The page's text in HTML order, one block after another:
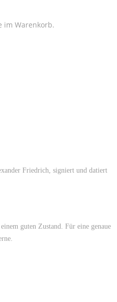
im Warenkorb.
Friedrich, signiert und datiert
guten Zustand. Für eine genaue